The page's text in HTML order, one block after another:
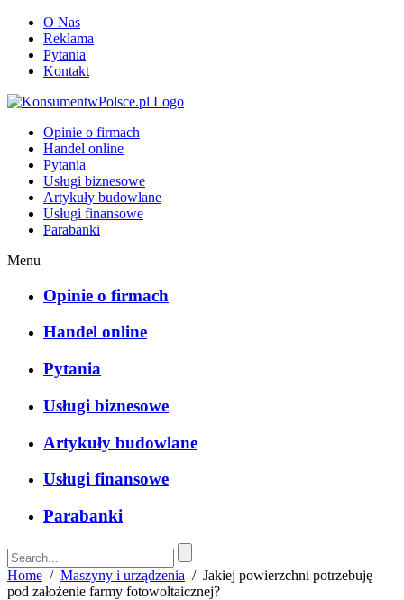
O Nas
Reklama
Pytania
Kontakt
Opinie o firmach
Handel online
Pytania
Usługi biznesowe
Artykuły budowlane
Usługi finansowe
Parabanki
Menu
Opinie o firmach
Handel online
Pytania
Usługi biznesowe
Artykuły budowlane
Usługi finansowe
Parabanki
Home / Maszyny i urządzenia / Jakiej powierzchni potrzebuję
pod założenie farmy fotowoltaicznej?